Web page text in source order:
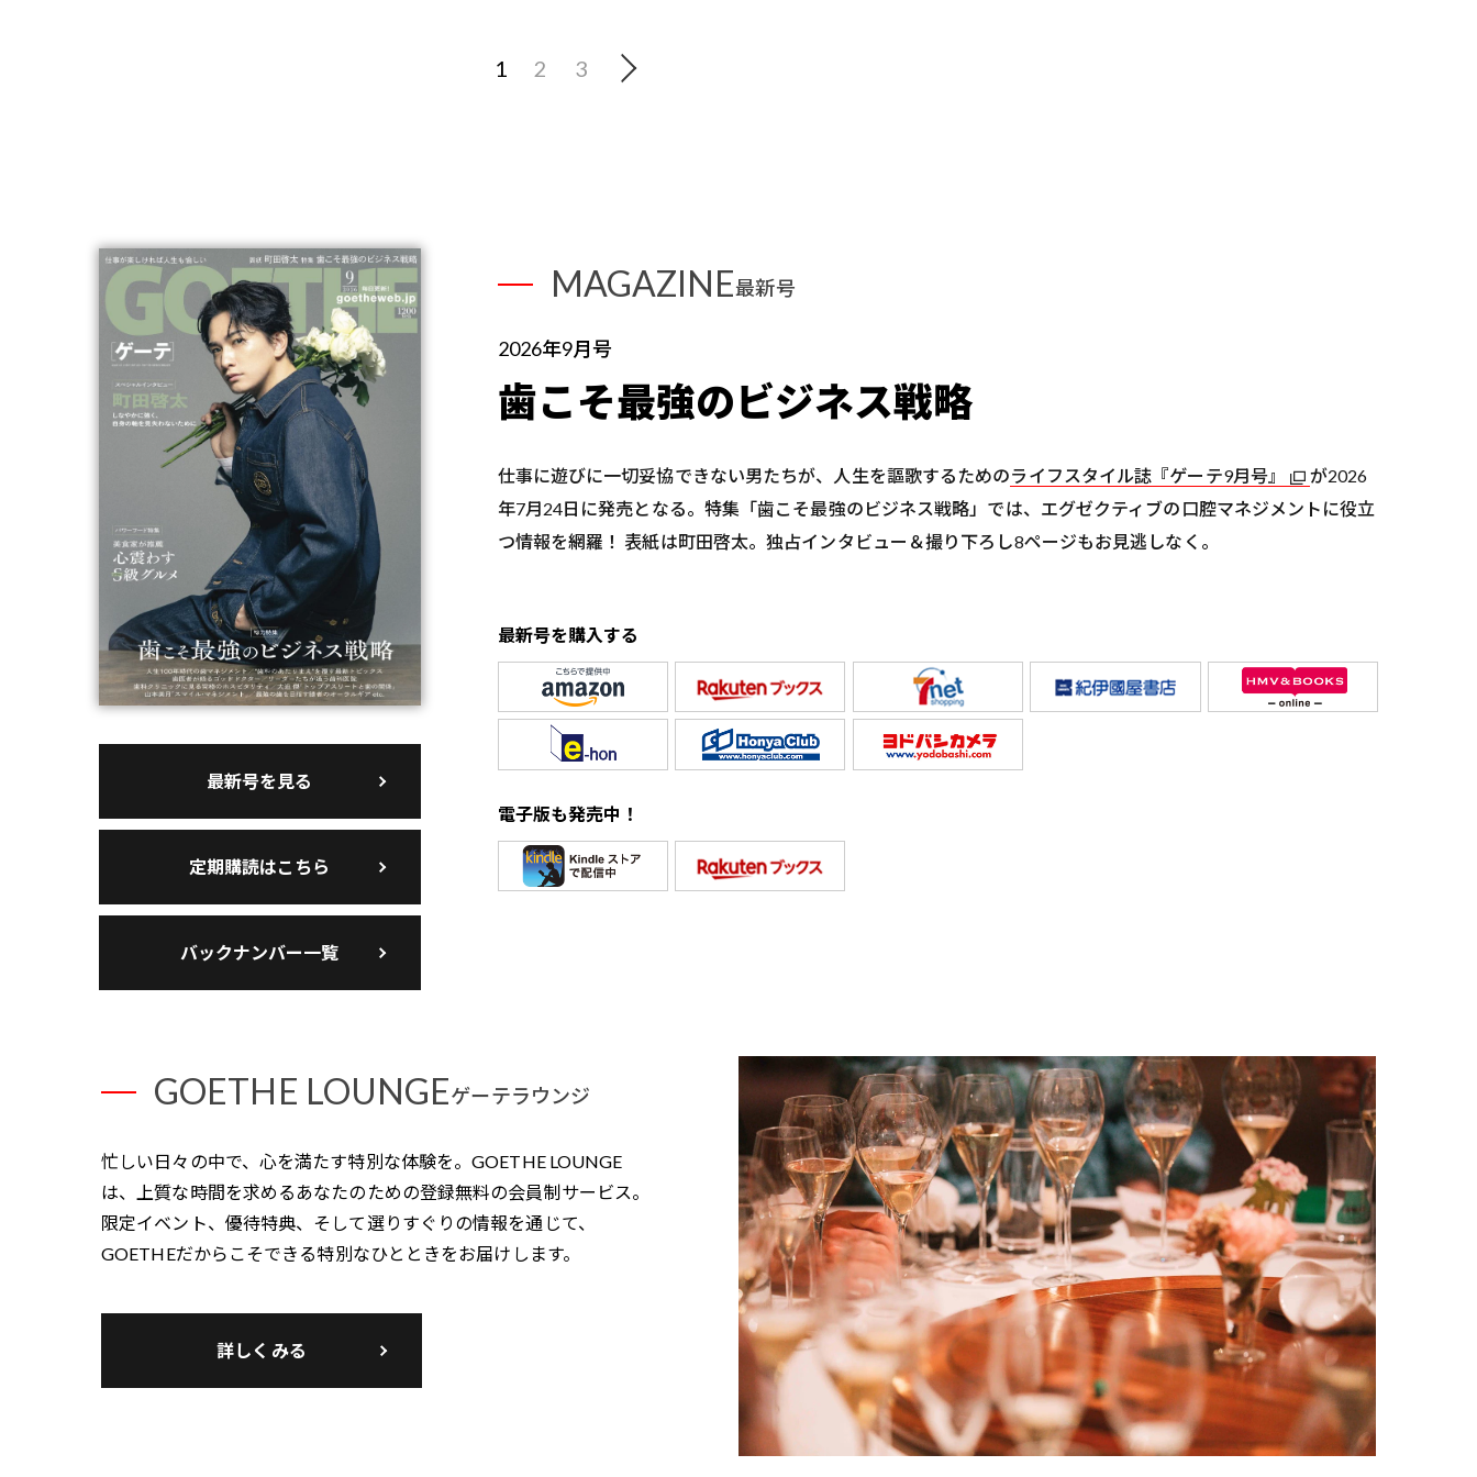
1 2 3
最新号を見る
定期購読はこちら
バックナンバー一覧
MAGAZINE最新号
2026年9月号
歯こそ最強のビジネス戦略
仕事に遊びに一切妥協できない男たちが、人生を謳歌するためのライフスタイル誌『ゲーテ9月号』
が2026
年7月24日に発売となる。特集「歯こそ最強のビジネス戦略」では、エグゼクティブの口腔マネジメントに役立
つ情報を網羅！ 表紙は町田啓太。独占インタビュー＆撮り下ろし8ページもお見逃しなく。
最新号を購入する
電子版も発売中！
GOETHE LOUNGEゲーテラウンジ
忙しい日々の中で、心を満たす特別な体験を。GOETHE LOUNGE
は、上質な時間を求めるあなたのための登録無料の会員制サービス。
限定イベント、優待特典、そして選りすぐりの情報を通じて、
GOETHEだからこそできる特別なひとときをお届けします。
詳しくみる